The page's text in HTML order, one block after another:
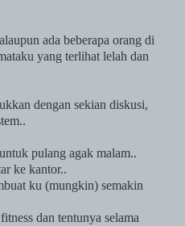
ada beberapa orang di
yang terlihat lelah dan
dengan sekian diskusi,
pulang agak malam..
ke kantor..
ku (mungkin) semakin
dan tentunya selama